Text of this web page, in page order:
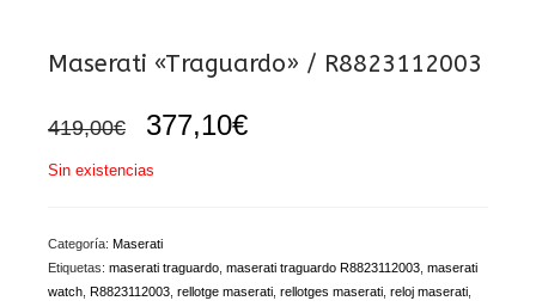
Maserati «Traguardo» / R8823112003
419,00€ El
precio
original
377,10€El
Sin existencias
Categoría: Maserati
Etiquetas: maserati traguardo maserati traguardo R8823112003 maserati
watch R8823112003 rellotge maserati rellotges maserati reloj maserati